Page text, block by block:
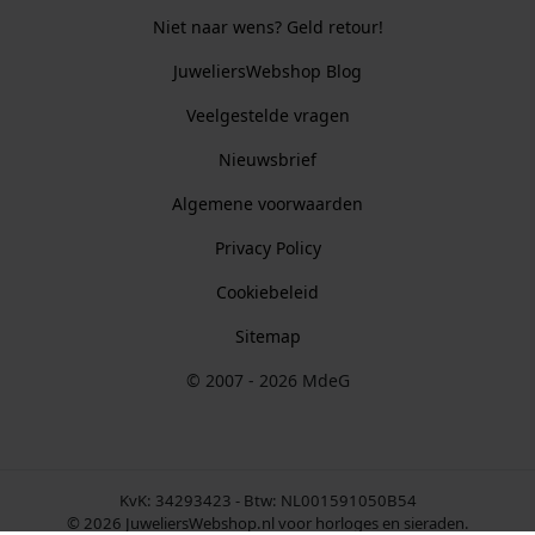
Niet naar wens? Geld retour!
JuweliersWebshop Blog
Veelgestelde vragen
Nieuwsbrief
Algemene voorwaarden
Privacy Policy
Cookiebeleid
Sitemap
© 2007 - 2026 MdeG
KvK: 34293423 - Btw: NL001591050B54
© 2026 JuweliersWebshop.nl voor horloges en sieraden.